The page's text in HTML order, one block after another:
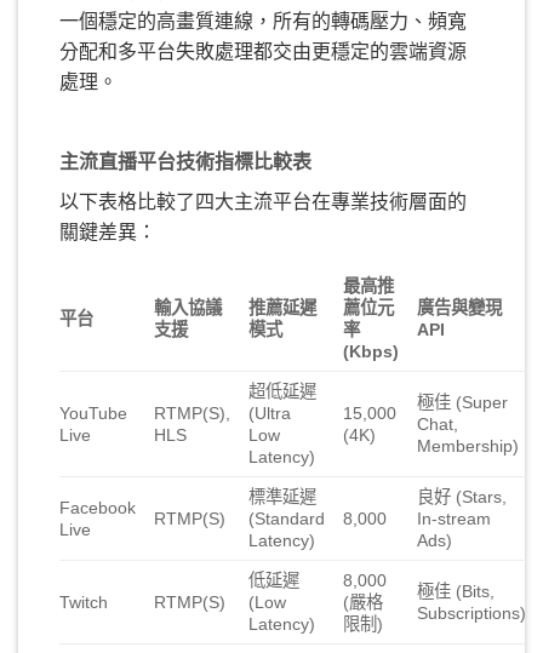
一個穩定的高畫質連線，所有的轉碼壓力、頻寬
分配和多平台失敗處理都交由更穩定的雲端資源
處理。
主流直播平台技術指標比較表
以下表格比較了四大主流平台在專業技術層面的
關鍵差異：
平台
輸入協議
支援
推薦延遲
模式
最高推
薦位元
率
(Kbps)
廣告與變現
API
YouTube
Live
RTMP(S),
HLS
超低延遲
(Ultra
Low
Latency)
15,000
(4K)
極佳 (Super
Chat,
Membership)
Facebook
Live
RTMP(S)
標準延遲
(Standard
Latency)
8,000
良好 (Stars,
In-stream
Ads)
Twitch RTMP(S)
低延遲
(Low
Latency)
8,000
(嚴格
限制)
極佳 (Bits,
Subscriptions)